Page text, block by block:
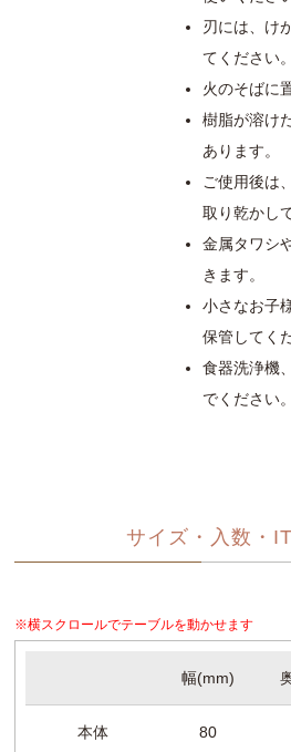
刃には、け
てください。
火のそばに
樹脂が溶け
あります。
ご使用後は
取り乾かし
金属タワシ
きます。
小さなお子
保管してく
食器洗浄機
でください。
サイズ・入数・
※横スクロールでテーブルを動かせます
幅(mm)
本体 80